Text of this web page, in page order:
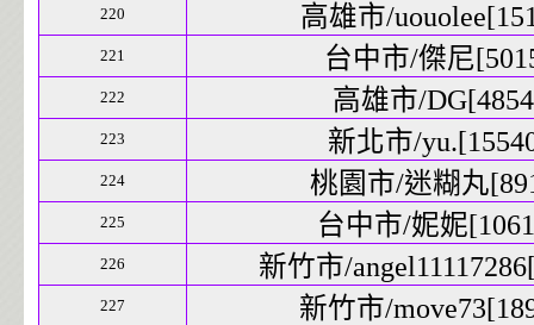
220 高雄市/
221 台中市/傑尼
222 高雄市/
223 新北市/
224 桃園市/迷糊丸
225 台中市/妮妮
226 新竹市/
227 新竹市/